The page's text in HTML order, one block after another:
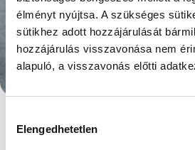
élményt nyújtsa. A szükséges
sütikhez adott hozzájárulását
hozzájárulás visszavonása nem
alapuló, a visszavonás előtti
kiválasztása
Elengedhetetlen
MI ALAPJÁN
EL AZ
HOGY AZ